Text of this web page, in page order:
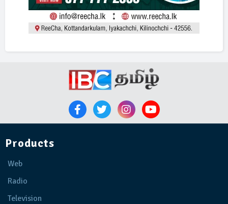
Products
Web
Radio
Television